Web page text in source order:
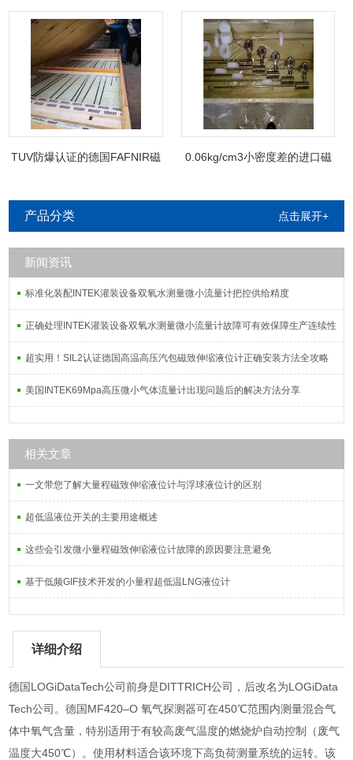
TUV防爆认证的德国FAFNIR磁
0.06kg/cm3小密度差的进口磁
产品分类 点击展开+
新闻资讯
标准化装配INTEK灌装设备双氧水测量微小流量计把控供给精度
正确处理INTEK灌装设备双氧水测量微小流量计故障可有效保障生产连续性
超实用！SIL2认证德国高温高压汽包磁致伸缩液位计正确安装方法全攻略
美国INTEK69Mpa高压微小气体流量计出现问题后的解决方法分享
相关文章
一文带您了解大量程磁致伸缩液位计与浮球液位计的区别
超低温液位开关的主要用途概述
这些会引发微小量程磁致伸缩液位计故障的原因要注意避免
基于低频GIF技术开发的小量程超低温LNG液位计
详细介绍
德国LOGiDataTech公司前身是DITTRICH公司，后改名为LOGiData
Tech公司。德国MF420–O 氧气探测器可在450℃范围内测量混合气
体中氧气含量，特别适用于有较高废气温度的燃烧炉自动控制（废气
温度大450℃）。使用材料适合该环境下高负荷测量系统的运转。该